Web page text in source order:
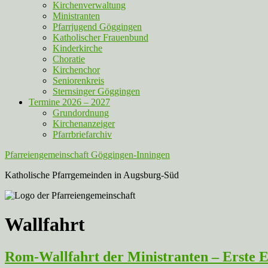
Kirchenverwaltung
Ministranten
Pfarrjugend Göggingen
Katholischer Frauenbund
Kinderkirche
Choratie
Kirchenchor
Seniorenkreis
Sternsinger Göggingen
Termine 2026 – 2027
Grundordnung
Kirchenanzeiger
Pfarrbriefarchiv
Pfarreiengemeinschaft Göggingen-Inningen
Katholische Pfarrgemeinden in Augsburg-Süd
Wallfahrt
Rom-Wallfahrt der Ministranten – Erste